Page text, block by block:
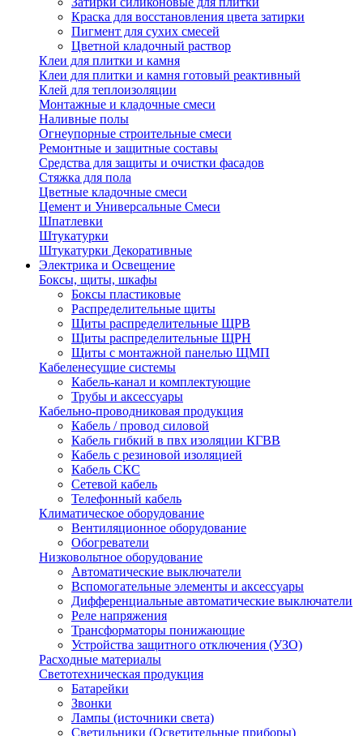
Краска для восстановления цвета затирки
Пигмент для сухих смесей
Цветной кладочный раствор
Клеи для плитки и камня
Клеи для плитки и камня готовый реактивный
Клей для теплоизоляции
Монтажные и кладочные смеси
Наливные полы
Огнеупорные строительные смеси
Ремонтные и защитные составы
Средства для защиты и очистки фасадов
Стяжка для пола
Цветные кладочные смеси
Цемент и Универсальные Смеси
Шпатлевки
Штукатурки
Штукатурки Декоративные
Электрика и Освещение
Боксы, щиты, шкафы
Боксы пластиковые
Распределительные щиты
Щиты распределительные ЩРВ
Щиты распределительные ЩРН
Щиты с монтажной панелью ЩМП
Кабеленесущие системы
Кабель-канал и комплектующие
Трубы и аксессуары
Кабельно-проводниковая продукция
Кабель / провод силовой
Кабель гибкий в пвх изоляции КГВВ
Кабель с резиновой изоляцией
Кабель СКС
Сетевой кабель
Телефонный кабель
Климатическое оборудование
Вентиляционное оборудование
Обогреватели
Низковольтное оборудование
Автоматические выключатели
Вспомогательные элементы и аксессуары
Дифференциальные автоматические выключатели
Реле напряжения
Трансформаторы понижающие
Устройства защитного отключения (УЗО)
Расходные материалы
Светотехническая продукция
Батарейки
Звонки
Лампы (источники света)
Светильники (Осветительные приборы)